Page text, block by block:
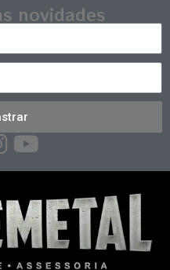
novidades